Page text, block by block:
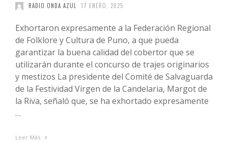
RADIO ONDA AZUL 17 ENERO, 2025
Exhortaron expresamente a la Federación Regional
de Folklore y Cultura de Puno, a que pueda
garantizar la buena calidad del cobertor que se
utilizarán durante el concurso de trajes originarios
y mestizos La presidente del Comité de Salvaguarda
de la Festividad Virgen de la Candelaria, Margot de
la Riva, señaló que, se ha exhortado expresamente
…
Leer Más